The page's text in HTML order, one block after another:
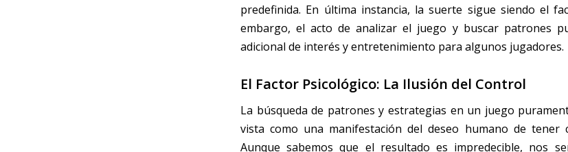
predefinida. En última instancia, la suerte sigue siendo el
embargo, el acto de analizar el juego y buscar patrones
adicional de interés y entretenimiento para algunos jugadores.
El Factor Psicológico: La Ilusión del Control
La búsqueda de patrones y estrategias en un juego
vista como una manifestación del deseo humano de tener
Aunque sabemos que el resultado es impredecible, nos